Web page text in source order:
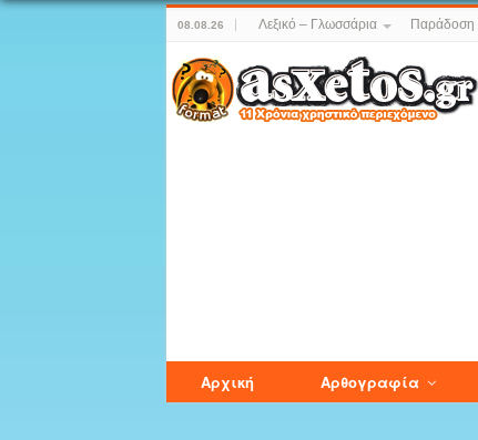
08.08.26 Λεξικό – Γλωσσάρια Παράδοση
Αρχική Αρθογραφία